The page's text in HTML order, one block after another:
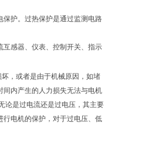
保护。过热保护是通过监测电路
互感器、仪表、控制开关、指示
，或者是由于机械原因，如堵
间内产生的人力损失无法与电机
论是过电流还是过电压，其主要
行电机的保护，对于过电压、低